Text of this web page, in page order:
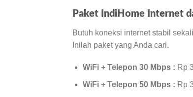
Paket IndiHome Internet
Butuh koneksi internet stabil
Inilah paket yang Anda cari.
WiFi + Telepon 30 Mbps : Rp
WiFi + Telepon 50 Mbps : Rp